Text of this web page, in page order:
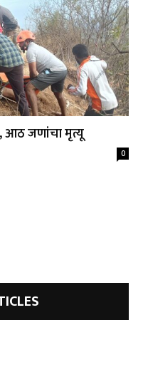
आठ जणांचा मृत्यू
0